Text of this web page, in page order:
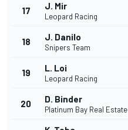
17 J. Mir
Leopard Racing
18 J. Danilo
Snipers Team
19 L. Loi
Leopard Racing
20 D. Binder
Platinum Bay Real Estate